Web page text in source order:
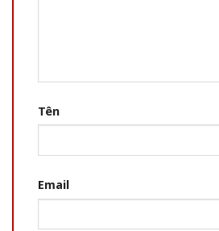
Tên
Email